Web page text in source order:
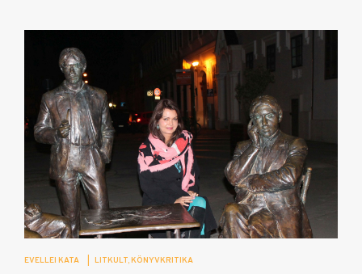
EVELLEI KATA LITKULT KÖNYVKRITIKA